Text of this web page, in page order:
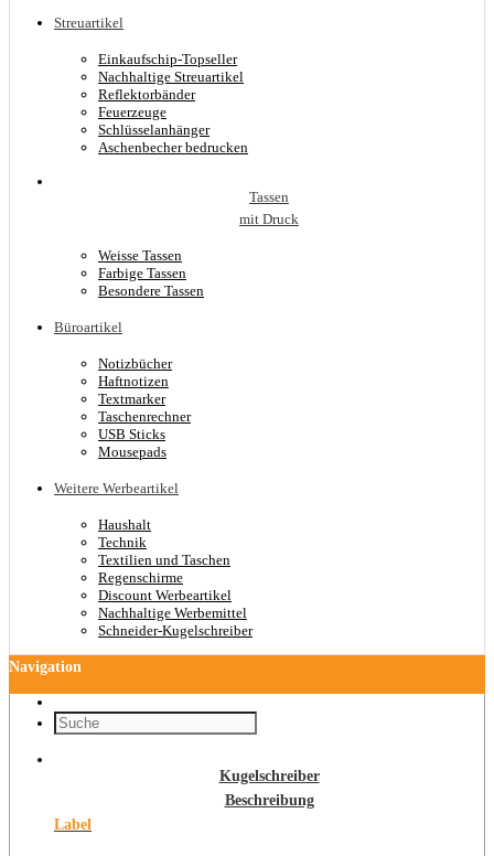
Streuartikel
Einkaufschip-Topseller
Nachhaltige Streuartikel
Reflektorbänder
Feuerzeuge
Schlüsselanhänger
Aschenbecher bedrucken
Tassen
mit Druck
Weisse Tassen
Farbige Tassen
Besondere Tassen
Büroartikel
Notizbücher
Haftnotizen
Textmarker
Taschenrechner
USB Sticks
Mousepads
Weitere Werbeartikel
Haushalt
Technik
Textilien und Taschen
Regenschirme
Discount Werbeartikel
Nachhaltige Werbemittel
Schneider-Kugelschreiber
Navigation
Kugelschreiber
Beschreibung
Label